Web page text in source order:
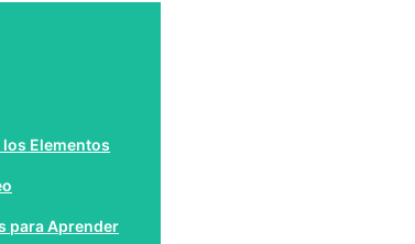
Elementos
para Aprender